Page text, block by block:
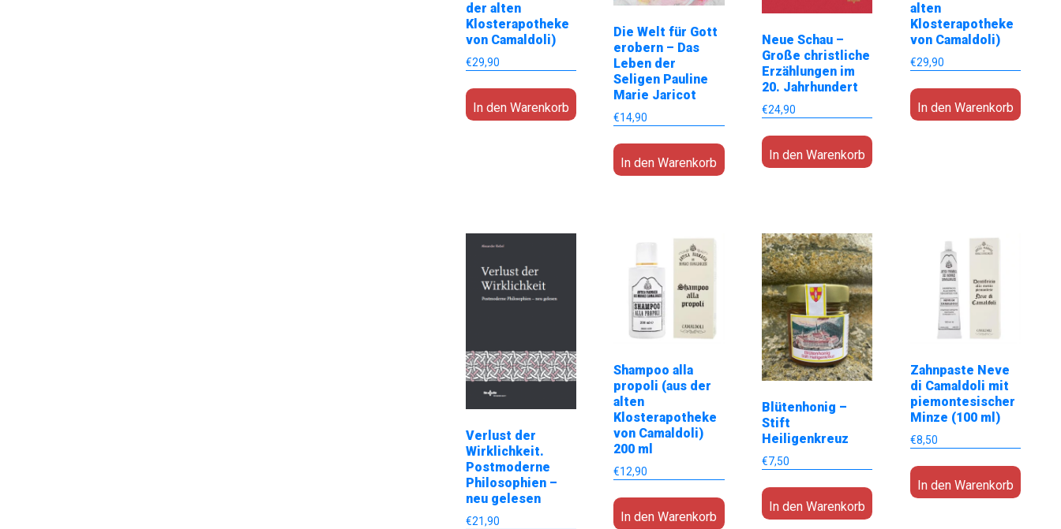
der alten
Klosterapotheke
von Camaldoli)
€29,90
In den Warenkorb
Die Welt für Gott
erobern – Das
Leben der
Seligen Pauline
Marie Jaricot
€14,90
In den Warenkorb
Neue Schau –
Große christliche
Erzählungen im
20. Jahrhundert
€24,90
In den Warenkorb
alten
Klosterapotheke
von Camaldoli)
€29,90
In den Warenkorb
Verlust der
Wirklichkeit.
Postmoderne
Philosophien –
neu gelesen
€21,90
Shampoo alla
propoli (aus der
alten
Klosterapotheke
von Camaldoli)
200 ml
€12,90
In den Warenkorb
Blütenhonig –
Stift
Heiligenkreuz
€7,50
In den Warenkorb
Zahnpaste Neve
di Camaldoli mit
piemontesischer
Minze (100 ml)
€8,50
In den Warenkorb